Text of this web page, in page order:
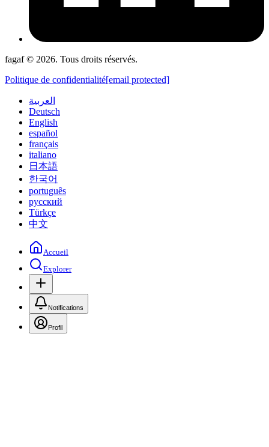
fagaf © 2026. Tous droits réservés.
Politique de confidentialité[email protected]
العربية
Deutsch
English
español
français
italiano
日本語
한국어
português
русский
Türkçe
中文
Accueil
Explorer
Notifications
Profil